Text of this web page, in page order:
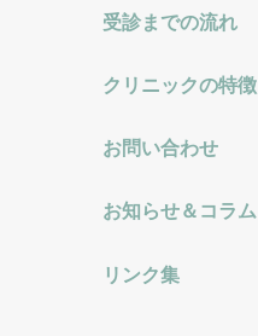
受診までの流れ
クリニックの特徴
お問い合わせ
お知らせ＆コラム
リンク集